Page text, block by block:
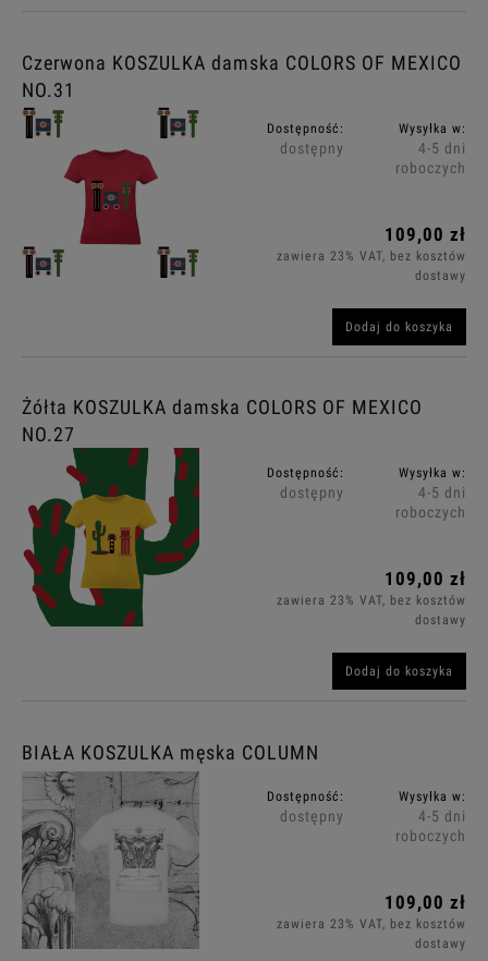
Czerwona KOSZULKA damska COLORS OF MEXICO
NO.31
Dostępność:
dostępny
Wysyłka w:
4-5 dni
roboczych
109,00 zł
zawiera 23% VAT, bez kosztów
dostawy
Dodaj do koszyka
Żółta KOSZULKA damska COLORS OF MEXICO
NO.27
Dostępność:
dostępny
Wysyłka w:
4-5 dni
roboczych
109,00 zł
zawiera 23% VAT, bez kosztów
dostawy
Dodaj do koszyka
BIAŁA KOSZULKA męska COLUMN
Dostępność:
dostępny
Wysyłka w:
4-5 dni
roboczych
109,00 zł
zawiera 23% VAT, bez kosztów
dostawy